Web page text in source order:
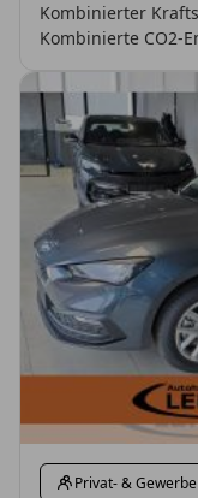
Kombinierter
Kombinierte CO2-
Privat- &